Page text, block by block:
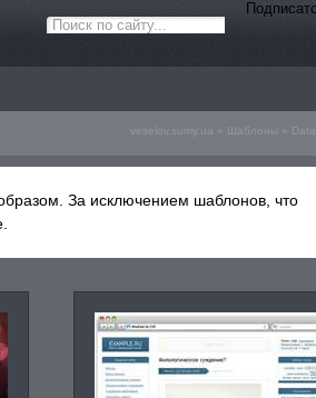
veselov.sumy.ua » Шаблоны »
За исключением шаблонов, что